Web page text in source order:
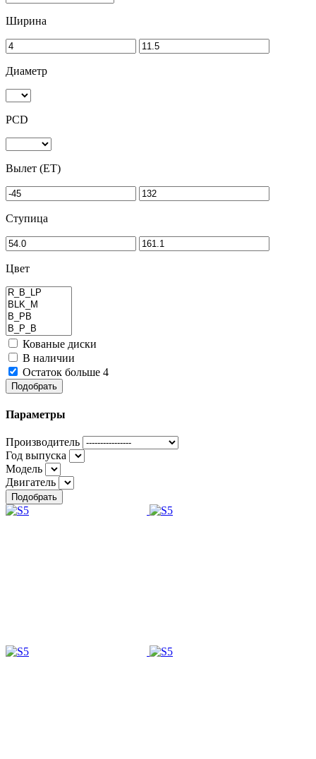
Ширина
Диаметр
PCD
Вылет (ET)
Ступица
Цвет
Кованые диски
В наличии
Остаток больше 4
Подобрать
Параметры
Производитель
Год выпуска
Модель
Двигатель
Подобрать